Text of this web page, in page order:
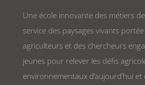
Une école innovante des métiers
service des paysages vivants
agriculteurs et des chercheurs
jeunes pour relever les défis
environnementaux d’aujourd’hui et